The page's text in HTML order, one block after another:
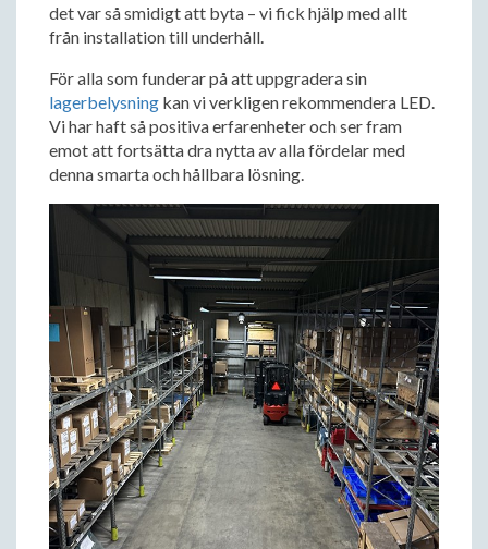
det var så smidigt att byta – vi fick hjälp med allt
från installation till underhåll.
För alla som funderar på att uppgradera sin
lagerbelysning kan vi verkligen rekommendera LED.
Vi har haft så positiva erfarenheter och ser fram
emot att fortsätta dra nytta av alla fördelar med
denna smarta och hållbara lösning.